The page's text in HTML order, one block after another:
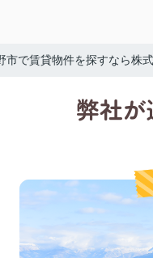
市で賃貸物件を探すなら株
弊社